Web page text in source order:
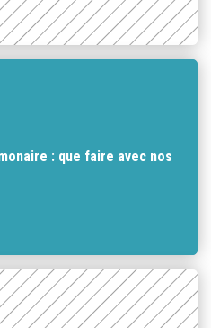
: que faire avec nos